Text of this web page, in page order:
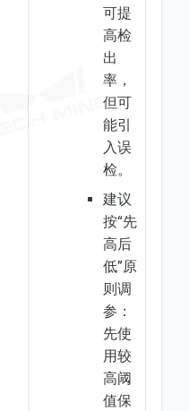
可提
高检
出
率，
但可
能引
入误
检。
建议
按“先
高后
低”原
则调
参：
先使
用较
高阈
值保